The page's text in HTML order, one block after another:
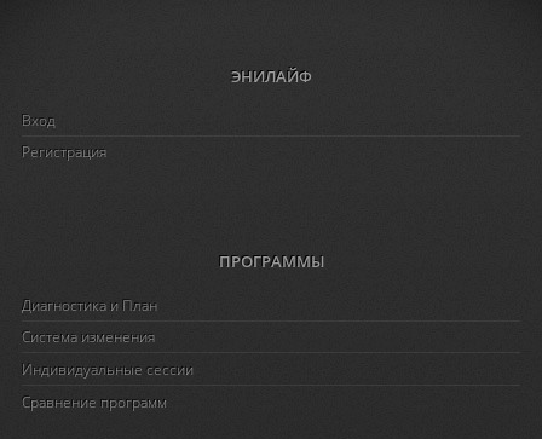
ЭНИЛАЙФ
Вход
Регистрация
ПРОГРАММЫ
Диагностика и План
Система изменения
Индивидуальные сессии
Сравнение программ